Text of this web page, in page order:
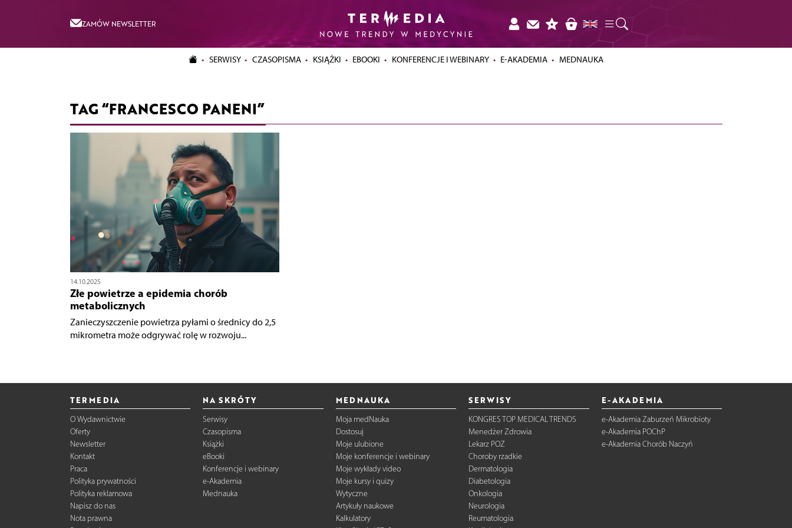
ZAMÓW NEWSLETTER
SERWISY CZASOPISMA KSIĄŻKI EBOOKI KONFERENCJE I WEBINARY E-AKADEMIA MEDNAUKA
TAG “FRANCESCO PANENI”
14.10.2025
Złe powietrze a epidemia chorób
metabolicznych
Zanieczyszczenie powietrza pyłami o średnicy do 2,5
mikrometra może odgrywać rolę w rozwoju...
TERMEDIA
O Wydawnictwie
Oferty
Newsletter
Kontakt
Praca
Polityka prywatności
Polityka reklamowa
Napisz do nas
Nota prawna
NA SKRÓTY
Serwisy
Czasopisma
Książki
eBooki
Konferencje i webinary
e-Akademia
Mednauka
MEDNAUKA
Moja medNauka
Dostosuj
Moje ulubione
Moje konferencje i webinary
Moje wykłady video
Moje kursy i quizy
Wytyczne
Artykuły naukowe
Kalkulatory
SERWISY
KONGRES TOP MEDICAL TRENDS
Menedżer Zdrowia
Lekarz POZ
Choroby rzadkie
Dermatologia
Diabetologia
Onkologia
Neurologia
Reumatologia
E-AKADEMIA
e-Akademia Zaburzeń Mikrobioty
e-Akademia POChP
e-Akademia Chorób Naczyń